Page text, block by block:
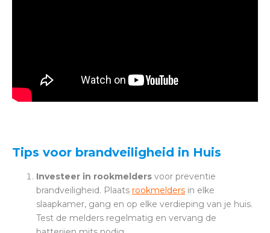
Tips voor brandveiligheid in Huis
Investeer in rookmelders voor preventie
brandveiligheid. Plaats rookmelders in elke
slaapkamer, gang en op elke verdieping van je huis.
Test de melders regelmatig en vervang de